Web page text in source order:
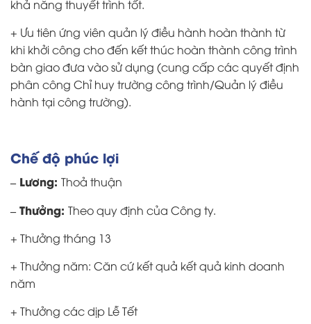
khả năng thuyết trình tốt.
+ Ưu tiên ứng viên quản lý điều hành hoàn thành từ
khi khởi công cho đến kết thúc hoàn thành công trình
bàn giao đưa vào sử dụng (cung cấp các quyết định
phân công Chỉ huy trường công trình/Quản lý điều
hành tại công trường).
Chế độ phúc lợi
– Lương: Thoả thuận
– Thưởng: Theo quy định của Công ty.
+ Thưởng tháng 13
+ Thưởng năm: Căn cứ kết quả kết quả kinh doanh
năm
+ Thưởng các dịp Lễ Tết